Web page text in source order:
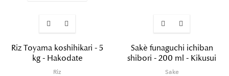
Riz Toyama koshihikari - 5
kg - Hakodate
Riz
Sakè funaguchi ichiban
shibori - 200 ml - Kikusui
Sake